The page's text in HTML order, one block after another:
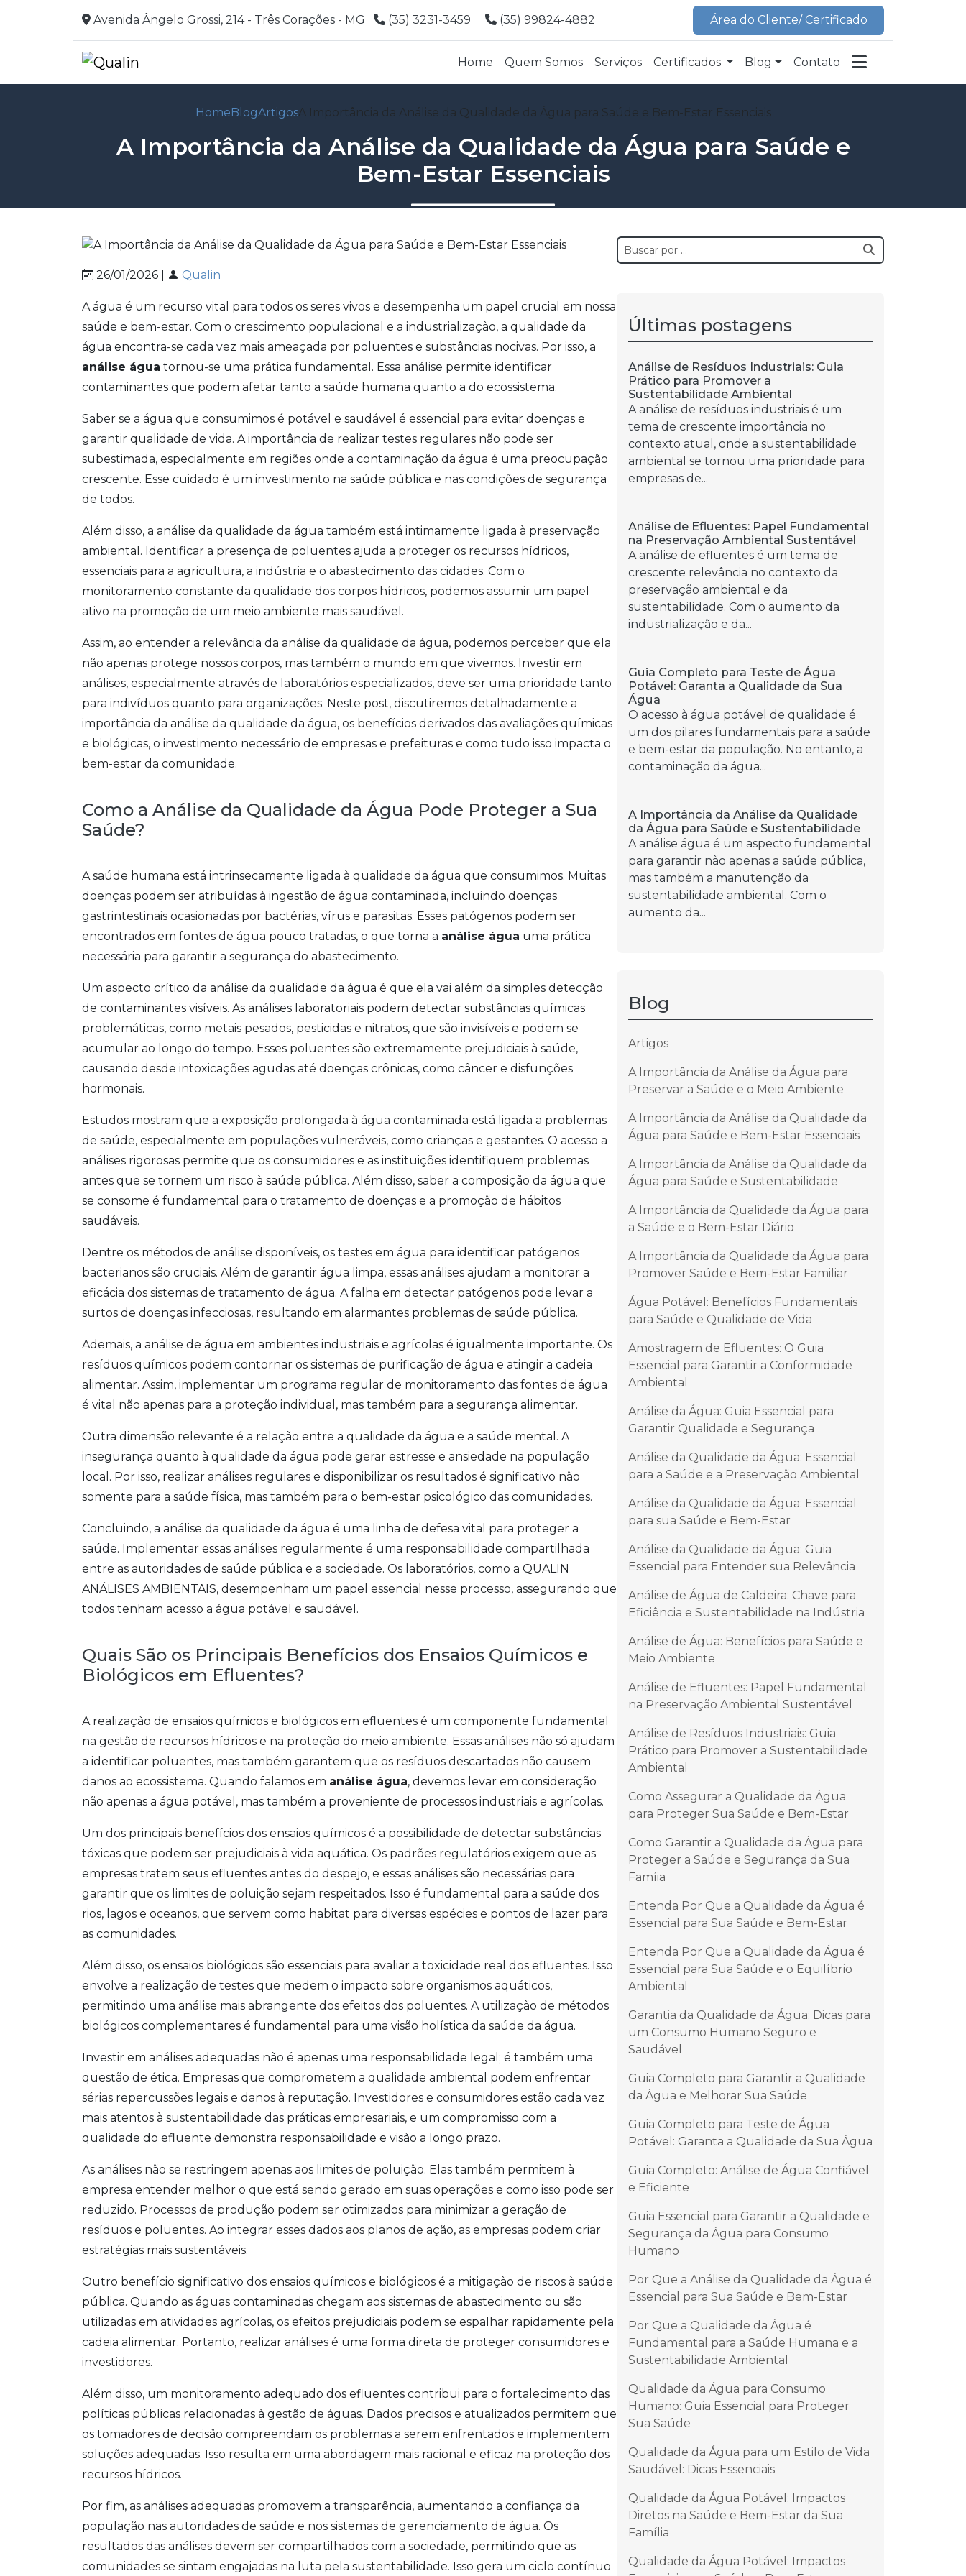
Avenida Ângelo Grossi, 214 - Três Corações - MG (35) 3231-3459 (35) 99824-4882 Área do Cliente/ Certificado
Home Quem Somos Serviços Certificados Blog Contato
Home BlogArtigosA Importância da Análise da Qualidade da Água para Saúde e Bem-Estar Essenciais
A Importância da Análise da Qualidade da Água para Saúde e
Bem-Estar Essenciais
26/01/2026 | Qualin
A água é um recurso vital para todos os seres vivos e desempenha um papel crucial em nossa
saúde e bem-estar. Com o crescimento populacional e a industrialização, a qualidade da
água encontra-se cada vez mais ameaçada por poluentes e substâncias nocivas. Por isso, a
análise água tornou-se uma prática fundamental. Essa análise permite identificar
contaminantes que podem afetar tanto a saúde humana quanto a do ecossistema.
Saber se a água que consumimos é potável e saudável é essencial para evitar doenças e
garantir qualidade de vida. A importância de realizar testes regulares não pode ser
subestimada, especialmente em regiões onde a contaminação da água é uma preocupação
crescente. Esse cuidado é um investimento na saúde pública e nas condições de segurança
de todos.
Além disso, a análise da qualidade da água também está intimamente ligada à preservação
ambiental. Identificar a presença de poluentes ajuda a proteger os recursos hídricos,
essenciais para a agricultura, a indústria e o abastecimento das cidades. Com o
monitoramento constante da qualidade dos corpos hídricos, podemos assumir um papel
ativo na promoção de um meio ambiente mais saudável.
Assim, ao entender a relevância da análise da qualidade da água, podemos perceber que ela
não apenas protege nossos corpos, mas também o mundo em que vivemos. Investir em
análises, especialmente através de laboratórios especializados, deve ser uma prioridade tanto
para indivíduos quanto para organizações. Neste post, discutiremos detalhadamente a
importância da análise da qualidade da água, os benefícios derivados das avaliações químicas
e biológicas, o investimento necessário de empresas e prefeituras e como tudo isso impacta o
bem-estar da comunidade.
Como a Análise da Qualidade da Água Pode Proteger a Sua
Saúde?
A saúde humana está intrinsecamente ligada à qualidade da água que consumimos. Muitas
doenças podem ser atribuídas à ingestão de água contaminada, incluindo doenças
gastrintestinais ocasionadas por bactérias, vírus e parasitas. Esses patógenos podem ser
encontrados em fontes de água pouco tratadas, o que torna a análise água uma prática
necessária para garantir a segurança do abastecimento.
Um aspecto crítico da análise da qualidade da água é que ela vai além da simples detecção
de contaminantes visíveis. As análises laboratoriais podem detectar substâncias químicas
problemáticas, como metais pesados, pesticidas e nitratos, que são invisíveis e podem se
acumular ao longo do tempo. Esses poluentes são extremamente prejudiciais à saúde,
causando desde intoxicações agudas até doenças crônicas, como câncer e disfunções
hormonais.
Estudos mostram que a exposição prolongada à água contaminada está ligada a problemas
de saúde, especialmente em populações vulneráveis, como crianças e gestantes. O acesso a
análises rigorosas permite que os consumidores e as instituições identifiquem problemas
antes que se tornem um risco à saúde pública. Além disso, saber a composição da água que
se consome é fundamental para o tratamento de doenças e a promoção de hábitos
saudáveis.
Dentre os métodos de análise disponíveis, os testes em água para identificar patógenos
bacterianos são cruciais. Além de garantir água limpa, essas análises ajudam a monitorar a
eficácia dos sistemas de tratamento de água. A falha em detectar patógenos pode levar a
surtos de doenças infecciosas, resultando em alarmantes problemas de saúde pública.
Ademais, a análise de água em ambientes industriais e agrícolas é igualmente importante. Os
resíduos químicos podem contornar os sistemas de purificação de água e atingir a cadeia
alimentar. Assim, implementar um programa regular de monitoramento das fontes de água
é vital não apenas para a proteção individual, mas também para a segurança alimentar.
Outra dimensão relevante é a relação entre a qualidade da água e a saúde mental. A
insegurança quanto à qualidade da água pode gerar estresse e ansiedade na população
local. Por isso, realizar análises regulares e disponibilizar os resultados é significativo não
somente para a saúde física, mas também para o bem-estar psicológico das comunidades.
Concluindo, a análise da qualidade da água é uma linha de defesa vital para proteger a
saúde. Implementar essas análises regularmente é uma responsabilidade compartilhada
entre as autoridades de saúde pública e a sociedade. Os laboratórios, como a QUALIN
ANÁLISES AMBIENTAIS, desempenham um papel essencial nesse processo, assegurando que
todos tenham acesso a água potável e saudável.
Quais São os Principais Benefícios dos Ensaios Químicos e
Biológicos em Efluentes?
A realização de ensaios químicos e biológicos em efluentes é um componente fundamental
na gestão de recursos hídricos e na proteção do meio ambiente. Essas análises não só ajudam
a identificar poluentes, mas também garantem que os resíduos descartados não causem
danos ao ecossistema. Quando falamos em análise água, devemos levar em consideração
não apenas a água potável, mas também a proveniente de processos industriais e agrícolas.
Um dos principais benefícios dos ensaios químicos é a possibilidade de detectar substâncias
tóxicas que podem ser prejudiciais à vida aquática. Os padrões regulatórios exigem que as
empresas tratem seus efluentes antes do despejo, e essas análises são necessárias para
garantir que os limites de poluição sejam respeitados. Isso é fundamental para a saúde dos
rios, lagos e oceanos, que servem como habitat para diversas espécies e pontos de lazer para
as comunidades.
Além disso, os ensaios biológicos são essenciais para avaliar a toxicidade real dos efluentes. Isso
envolve a realização de testes que medem o impacto sobre organismos aquáticos,
permitindo uma análise mais abrangente dos efeitos dos poluentes. A utilização de métodos
biológicos complementares é fundamental para uma visão holística da saúde da água.
Investir em análises adequadas não é apenas uma responsabilidade legal; é também uma
questão de ética. Empresas que comprometem a qualidade ambiental podem enfrentar
sérias repercussões legais e danos à reputação. Investidores e consumidores estão cada vez
mais atentos à sustentabilidade das práticas empresariais, e um compromisso com a
qualidade do efluente demonstra responsabilidade e visão a longo prazo.
As análises não se restringem apenas aos limites de poluição. Elas também permitem à
empresa entender melhor o que está sendo gerado em suas operações e como isso pode ser
reduzido. Processos de produção podem ser otimizados para minimizar a geração de
resíduos e poluentes. Ao integrar esses dados aos planos de ação, as empresas podem criar
estratégias mais sustentáveis.
Outro benefício significativo dos ensaios químicos e biológicos é a mitigação de riscos à saúde
pública. Quando as águas contaminadas chegam aos sistemas de abastecimento ou são
utilizadas em atividades agrícolas, os efeitos prejudiciais podem se espalhar rapidamente pela
cadeia alimentar. Portanto, realizar análises é uma forma direta de proteger consumidores e
investidores.
Além disso, um monitoramento adequado dos efluentes contribui para o fortalecimento das
políticas públicas relacionadas à gestão de águas. Dados precisos e atualizados permitem que
os tomadores de decisão compreendam os problemas a serem enfrentados e implementem
soluções adequadas. Isso resulta em uma abordagem mais racional e eficaz na proteção dos
recursos hídricos.
Por fim, as análises adequadas promovem a transparência, aumentando a confiança da
população nas autoridades de saúde e nos sistemas de gerenciamento de água. Os
resultados das análises devem ser compartilhados com a sociedade, permitindo que as
comunidades se sintam engajadas na luta pela sustentabilidade. Isso gera um ciclo contínuo
Últimas postagens
Análise de Resíduos Industriais: Guia
Prático para Promover a
Sustentabilidade Ambiental
A análise de resíduos industriais é um
tema de crescente importância no
contexto atual, onde a sustentabilidade
ambiental se tornou uma prioridade para
empresas de...
Análise de Efluentes: Papel Fundamental
na Preservação Ambiental Sustentável
A análise de efluentes é um tema de
crescente relevância no contexto da
preservação ambiental e da
sustentabilidade. Com o aumento da
industrialização e da...
Guia Completo para Teste de Água
Potável: Garanta a Qualidade da Sua
Água
O acesso à água potável de qualidade é
um dos pilares fundamentais para a saúde
e bem-estar da população. No entanto, a
contaminação da água...
A Importância da Análise da Qualidade
da Água para Saúde e Sustentabilidade
A análise água é um aspecto fundamental
para garantir não apenas a saúde pública,
mas também a manutenção da
sustentabilidade ambiental. Com o
aumento da...
Blog
Artigos
A Importância da Análise da Água para
Preservar a Saúde e o Meio Ambiente
A Importância da Análise da Qualidade da
Água para Saúde e Bem-Estar Essenciais
A Importância da Análise da Qualidade da
Água para Saúde e Sustentabilidade
A Importância da Qualidade da Água para
a Saúde e o Bem-Estar Diário
A Importância da Qualidade da Água para
Promover Saúde e Bem-Estar Familiar
Água Potável: Benefícios Fundamentais
para Saúde e Qualidade de Vida
Amostragem de Efluentes: O Guia
Essencial para Garantir a Conformidade
Ambiental
Análise da Água: Guia Essencial para
Garantir Qualidade e Segurança
Análise da Qualidade da Água: Essencial
para a Saúde e a Preservação Ambiental
Análise da Qualidade da Água: Essencial
para sua Saúde e Bem-Estar
Análise da Qualidade da Água: Guia
Essencial para Entender sua Relevância
Análise de Água de Caldeira: Chave para
Eficiência e Sustentabilidade na Indústria
Análise de Água: Benefícios para Saúde e
Meio Ambiente
Análise de Efluentes: Papel Fundamental
na Preservação Ambiental Sustentável
Análise de Resíduos Industriais: Guia
Prático para Promover a Sustentabilidade
Ambiental
Como Assegurar a Qualidade da Água
para Proteger Sua Saúde e Bem-Estar
Como Garantir a Qualidade da Água para
Proteger a Saúde e Segurança da Sua
Famíia
Entenda Por Que a Qualidade da Água é
Essencial para Sua Saúde e Bem-Estar
Entenda Por Que a Qualidade da Água é
Essencial para Sua Saúde e o Equilíbrio
Ambiental
Garantia da Qualidade da Água: Dicas para
um Consumo Humano Seguro e
Saudável
Guia Completo para Garantir a Qualidade
da Água e Melhorar Sua Saúde
Guia Completo para Teste de Água
Potável: Garanta a Qualidade da Sua Água
Guia Completo: Análise de Água Confiável
e Eficiente
Guia Essencial para Garantir a Qualidade e
Segurança da Água para Consumo
Humano
Por Que a Análise da Qualidade da Água é
Essencial para Sua Saúde e Bem-Estar
Por Que a Qualidade da Água é
Fundamental para a Saúde Humana e a
Sustentabilidade Ambiental
Qualidade da Água para Consumo
Humano: Guia Essencial para Proteger
Sua Saúde
Qualidade da Água para um Estilo de Vida
Saudável: Dicas Essenciais
Qualidade da Água Potável: Impactos
Diretos na Saúde e Bem-Estar da Sua
Família
Qualidade da Água Potável: Impactos